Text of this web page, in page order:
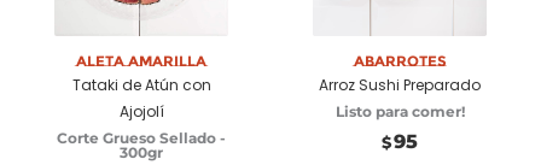
carrito
Aleta Amarilla
Tataki de Atún con
Ajojolí
Corte Grueso Sellado -
300gr
Abarrotes
Arroz Sushi Preparado
Listo para comer!
$95